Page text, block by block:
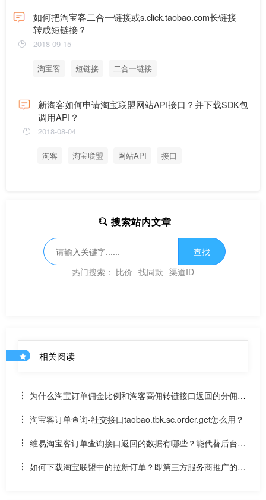
如何把淘宝客二合一链接或s.click.taobao.com长链接
转成短链接？
2018-09-15
淘宝客 短链接 二合一链接
新淘客如何申请淘宝联盟网站API接口？并下载SDK包
调用API？
2018-08-04
淘客 淘宝联盟 网站API 接口
搜索站内文章
查找
热门搜索： 比价 找同款 渠道ID
相关阅读
为什么淘宝订单佣金比例和淘客高佣转链接口返回的分佣金
比例不一样
淘宝客订单查询-社交接口taobao.tbk.sc.order.get怎么用？
维易淘宝客订单查询接口返回的数据有哪些？能代替后台订
单下载接口吗？
如何下载淘宝联盟中的拉新订单？即第三方服务商推广的订